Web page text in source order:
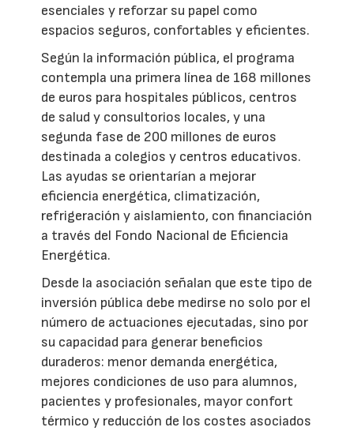
esenciales y reforzar su papel como
espacios seguros, confortables y eficientes.
Según la información pública, el programa
contempla una primera línea de 168 millones
de euros para hospitales públicos, centros
de salud y consultorios locales, y una
segunda fase de 200 millones de euros
destinada a colegios y centros educativos.
Las ayudas se orientarían a mejorar
eficiencia energética, climatización,
refrigeración y aislamiento, con financiación
a través del Fondo Nacional de Eficiencia
Energética.
Desde la asociación señalan que este tipo de
inversión pública debe medirse no solo por el
número de actuaciones ejecutadas, sino por
su capacidad para generar beneficios
duraderos: menor demanda energética,
mejores condiciones de uso para alumnos,
pacientes y profesionales, mayor confort
térmico y reducción de los costes asociados